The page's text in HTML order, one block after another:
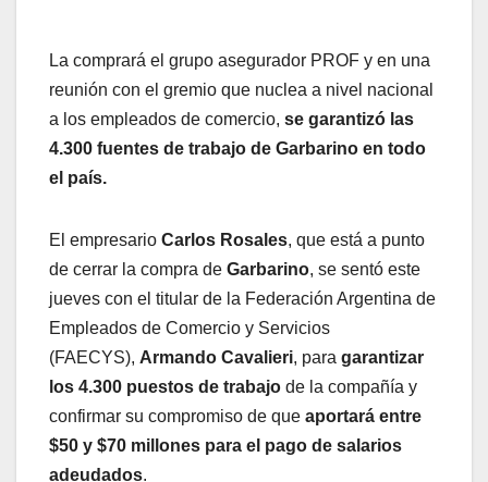
La comprará el grupo asegurador PROF y en una
reunión con el gremio que nuclea a nivel nacional
a los empleados de comercio, se garantizó las
4.300 fuentes de trabajo de Garbarino en todo
el país.
El empresario Carlos Rosales, que está a punto
de cerrar la compra de Garbarino, se sentó este
jueves con el titular de la Federación Argentina de
Empleados de Comercio y Servicios
(FAECYS), Armando Cavalieri, para garantizar
los 4.300 puestos de trabajo de la compañía y
confirmar su compromiso de que aportará entre
$50 y $70 millones para el pago de salarios
adeudados.